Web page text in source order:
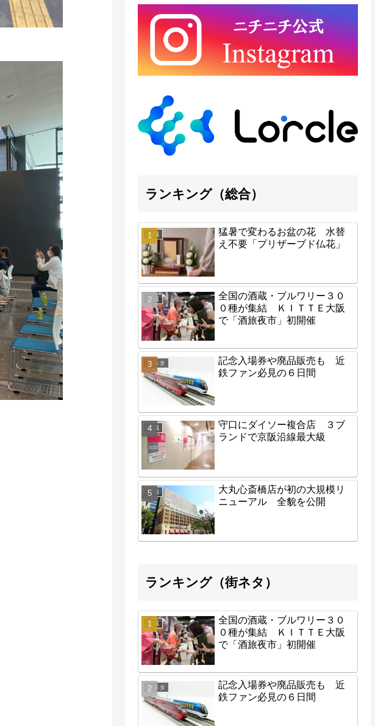
ランキング（総合）
地域
猛暑で変わるお盆の花 水替
え不要「プリザーブド仏花」
地域
全国の酒蔵・ブルワリー３０
０種が集結 ＫＩＴＴＥ大阪
で「酒旅夜市」初開催
街ネタ
記念入場券や廃品販売も 近
鉄ファン必見の６日間
地域
守口にダイソー複合店 ３ブ
ランドで京阪沿線最大級
経済
大丸心斎橋店が初の大規模リ
ニューアル 全貌を公開
ランキング（街ネタ）
地域
全国の酒蔵・ブルワリー３０
０種が集結 ＫＩＴＴＥ大阪
で「酒旅夜市」初開催
街ネタ
記念入場券や廃品販売も 近
鉄ファン必見の６日間